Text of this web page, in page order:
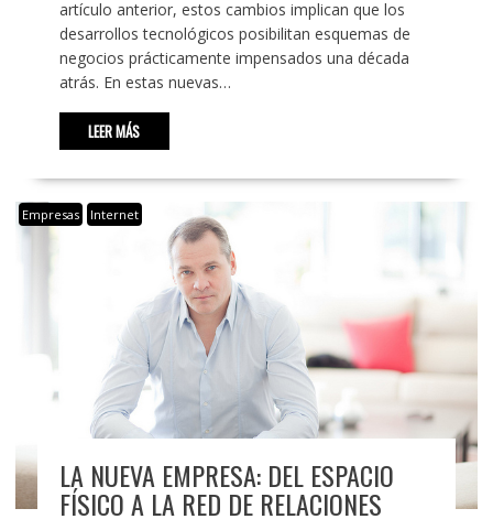
artículo anterior, estos cambios implican que los
desarrollos tecnológicos posibilitan esquemas de
negocios prácticamente impensados una década
atrás. En estas nuevas…
LEER MÁS
Empresas Internet
LA NUEVA EMPRESA: DEL ESPACIO
FÍSICO A LA RED DE RELACIONES